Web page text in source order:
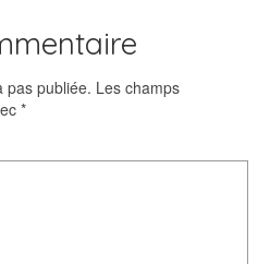
pas publiée. Les champs
*